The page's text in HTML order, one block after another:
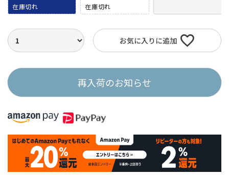
在庫切れ 在庫切れ
お気に入りに追加
再入荷のお知らせ